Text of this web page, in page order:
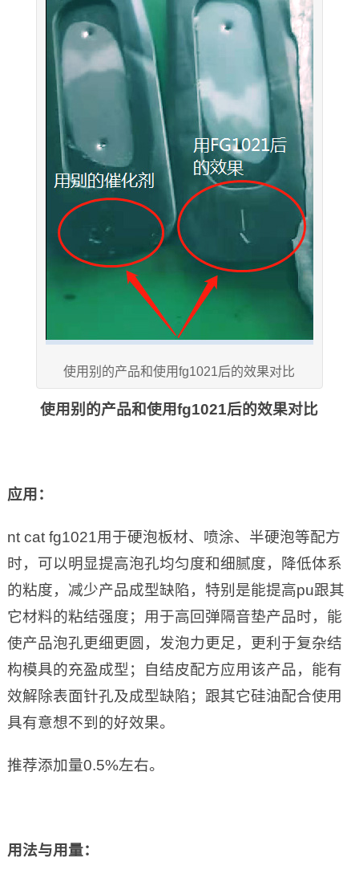
使用别的产品和使用fg1021后的效果对比
使用别的产品和使用fg1021后的效果对比
应用：
nt cat fg1021用于硬泡板材、喷涂、半硬泡等配方
时，可以明显提高泡孔均匀度和细腻度，降低体系
的粘度，减少产品成型缺陷，特别是能提高pu跟其
它材料的粘结强度；用于高回弹隔音垫产品时，能
使产品泡孔更细更圆，发泡力更足，更利于复杂结
构模具的充盈成型；自结皮配方应用该产品，能有
效解除表面针孔及成型缺陷；跟其它硅油配合使用
具有意想不到的好效果。
推荐添加量0.5%左右。
用法与用量：